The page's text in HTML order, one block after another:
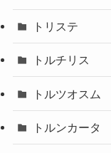
トリステ
トルチリス
トルツオスム
トルンカータ